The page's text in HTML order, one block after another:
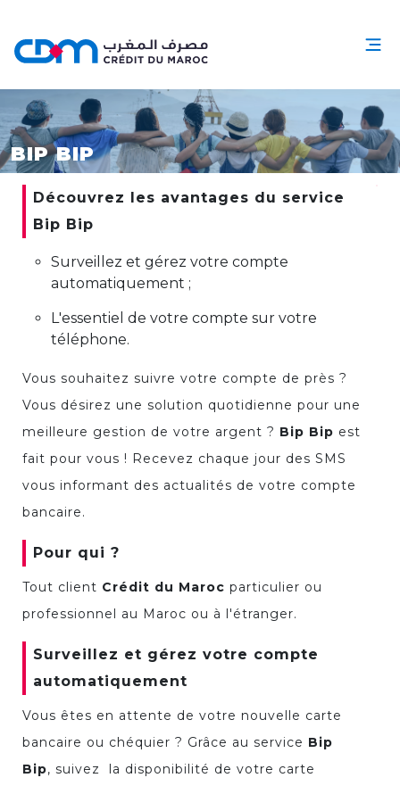
BIP BIP
Découvrez les avantages du service
Bip Bip
Surveillez et gérez votre compte
automatiquement ;
L'essentiel de votre compte sur votre
téléphone.
Vous souhaitez suivre votre compte de près ?
Vous désirez une solution quotidienne pour une
meilleure gestion de votre argent ? Bip Bip est
fait pour vous ! Recevez chaque jour des SMS
vous informant des actualités de votre compte
bancaire.
Pour qui ?
Tout client Crédit du Maroc particulier ou
professionnel au Maroc ou à l'étranger.
Surveillez et gérez votre compte
automatiquement
Vous êtes en attente de votre nouvelle carte
bancaire ou chéquier ? Grâce au service Bip
Bip, suivez la disponibilité de votre carte